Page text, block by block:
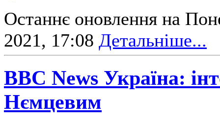
Останнє оновлення на
2021, 17:08 Детальніше...
BBC News Україна:
Нємцевим